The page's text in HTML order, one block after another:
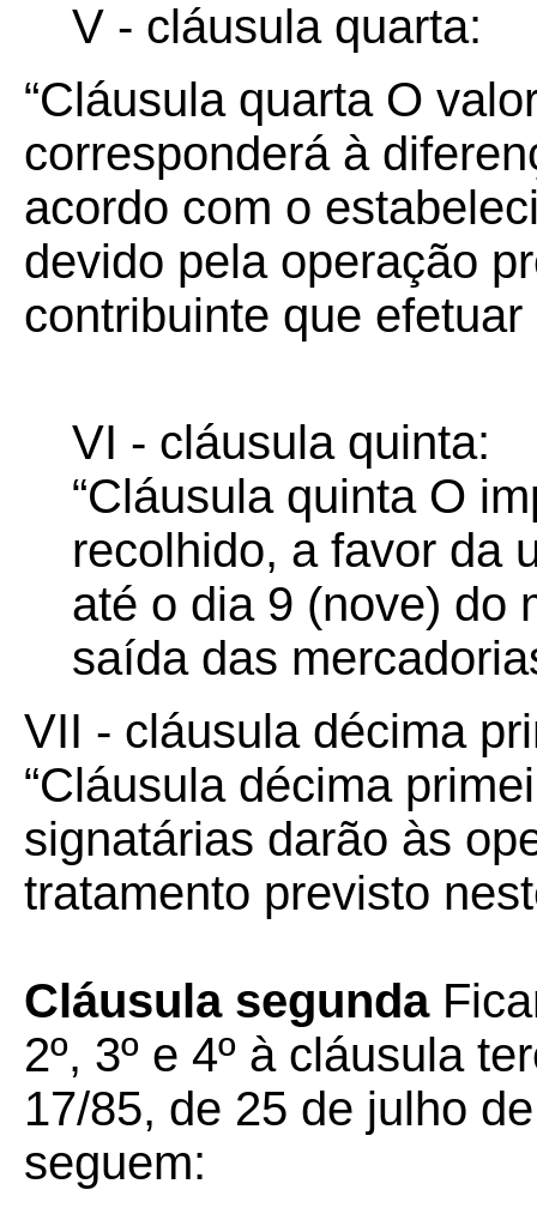
V - cláusula quarta:
“Cláusula quarta O
corresponderá à
acordo com o
devido pela operação
contribuinte que
VI - cláusula quinta:
“Cláusula quinta O
recolhido, a favor da
até o dia 9 (nove) do
saída das
VII - cláusula décima
“Cláusula décima
signatárias darão às
tratamento previsto
Cláusula segunda
2º, 3º e 4º à cláusula
17/85, de 25 de julho
seguem: